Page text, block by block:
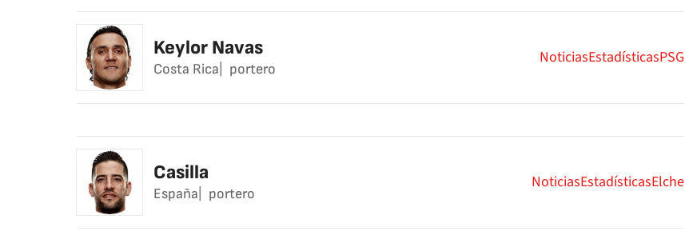
Keylor Navas
Costa Rica portero
NoticiasEstadísticasPSG
Casilla
España portero
NoticiasEstadísticasElche